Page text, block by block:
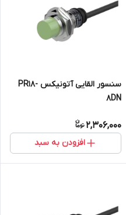
سنسور القایی آتونیکس PR18-
8DN
2,306,000
افزودن به سبد